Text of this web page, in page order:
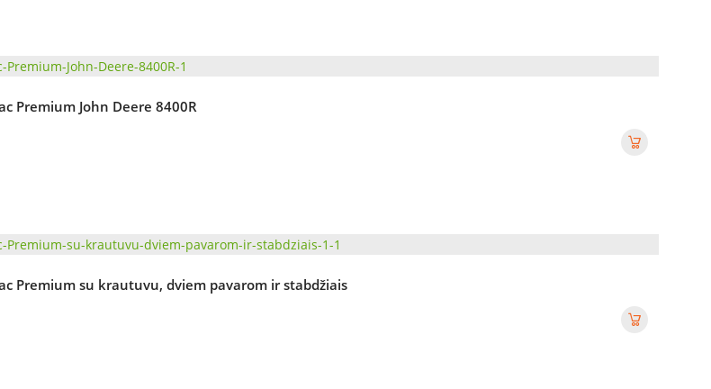
Premium John Deere 8400R
Premium su krautuvu, dviem pavarom ir stabdžiais